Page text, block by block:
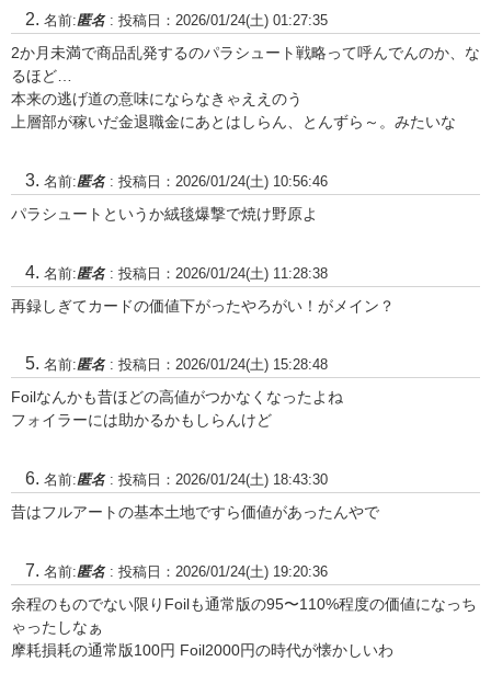
名前:匿名 : 投稿日：2026/01/24(土) 01:27:35
2か月未満で商品乱発するのパラシュート戦略って呼んでんのか、な
るほど…
本来の逃げ道の意味にならなきゃええのう
上層部が稼いだ金退職金にあとはしらん、とんずら～。みたいな
名前:匿名 : 投稿日：2026/01/24(土) 10:56:46
パラシュートというか絨毯爆撃で焼け野原よ
名前:匿名 : 投稿日：2026/01/24(土) 11:28:38
再録しぎてカードの価値下がったやろがい！がメイン？
名前:匿名 : 投稿日：2026/01/24(土) 15:28:48
Foilなんかも昔ほどの高値がつかなくなったよね
フォイラーには助かるかもしらんけど
名前:匿名 : 投稿日：2026/01/24(土) 18:43:30
昔はフルアートの基本土地ですら価値があったんやで
名前:匿名 : 投稿日：2026/01/24(土) 19:20:36
余程のものでない限りFoilも通常版の95〜110%程度の価値になっち
ゃったしなぁ
摩耗損耗の通常版100円 Foil2000円の時代が懐かしいわ